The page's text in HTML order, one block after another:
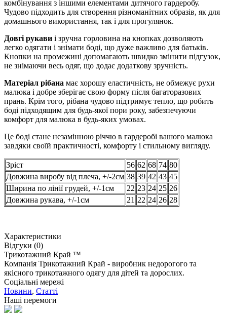
комбінування з іншими елементами дитячого гардеробу.
Чудово підходить для створення різноманітних образів, як для
домашнього використання, так і для прогулянок.
Довгі рукави і зручна горловина на кнопках дозволяють
легко одягати і знімати боді, що дуже важливо для батьків.
Кнопки на промежині допомагають швидко змінити підгузок,
не знімаючи весь одяг, що додає додаткову зручність.
Матеріал рібана має хорошу еластичність, не обмежує рухи
малюка і добре зберігає свою форму після багаторазових
прань. Крім того, рібана чудово підтримує тепло, що робить
боді підходящим для будь-якої пори року, забезпечуючи
комфорт для малюка в будь-яких умовах.
Це боді стане незамінною річчю в гардеробі вашого малюка
завдяки своїй практичності, комфорту і стильному вигляду.
Зріст 56 62 68 74 80
Довжина виробу від плеча, +/-2см 38 39 42 43 45
Ширина по лінії грудей, +/-1см
22 23 24 25 26
Довжина рукава, +/-1см
21 22 24 26 28
Характеристики
Відгуки (0)
Трикотажний Край ™
Компанія Трикотажний Край - виробник недорогого та
якісного трикотажного одягу для дітей та дорослих.
Соціальні мережі
Новини, Статті
Наші перемоги